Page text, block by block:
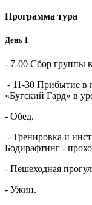
Программа тура
День 1
- 7-00 Сбор группы
- 11-30 Прибытие в
«Бугский Гард» в
- Обед.
- Тренировка и
Бодирафтинг -
- Пешеходная
- Ужин.